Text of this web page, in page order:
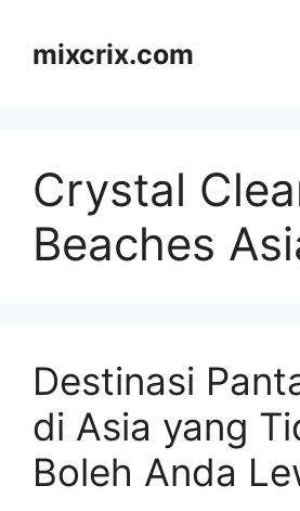
contentmixcrix.com
Crystal
Beaches
Destinasi
di Asia yang
Boleh Anda